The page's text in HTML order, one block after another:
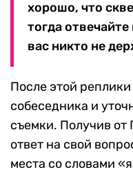
хорошо, что
тогда
вас никто не
После этой
собеседника и
съемки. Получив от
ответ на свой
места со словами